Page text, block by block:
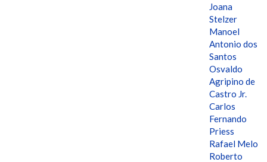
Joana
Stelzer
Manoel
Antonio dos
Santos
Osvaldo
Agripino de
Castro Jr.
Carlos
Fernando
Priess
Rafael Melo
Roberto